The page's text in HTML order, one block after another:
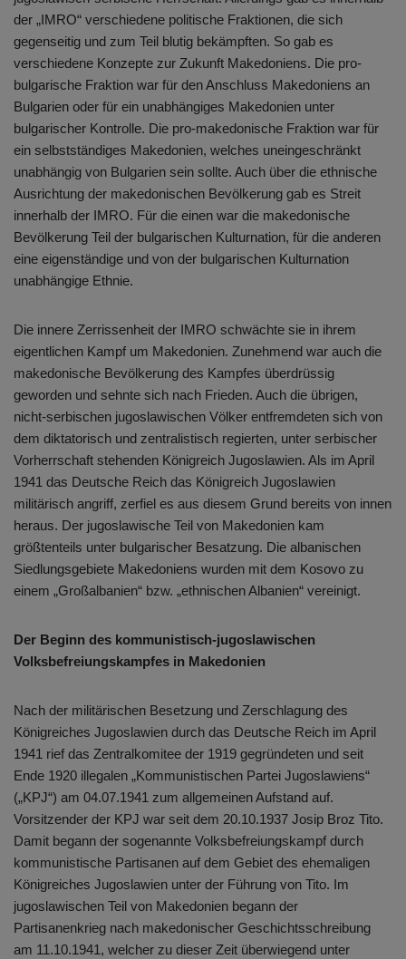
der „IMRO“ verschiedene politische Fraktionen, die sich
gegenseitig und zum Teil blutig bekämpften. So gab es
verschiedene Konzepte zur Zukunft Makedoniens. Die pro-
bulgarische Fraktion war für den Anschluss Makedoniens an
Bulgarien oder für ein unabhängiges Makedonien unter
bulgarischer Kontrolle. Die pro-makedonische Fraktion war für
ein selbstständiges Makedonien, welches uneingeschränkt
unabhängig von Bulgarien sein sollte. Auch über die ethnische
Ausrichtung der makedonischen Bevölkerung gab es Streit
innerhalb der IMRO. Für die einen war die makedonische
Bevölkerung Teil der bulgarischen Kulturnation, für die anderen
eine eigenständige und von der bulgarischen Kulturnation
unabhängige Ethnie.
Die innere Zerrissenheit der IMRO schwächte sie in ihrem
eigentlichen Kampf um Makedonien. Zunehmend war auch die
makedonische Bevölkerung des Kampfes überdrüssig
geworden und sehnte sich nach Frieden. Auch die übrigen,
nicht-serbischen jugoslawischen Völker entfremdeten sich von
dem diktatorisch und zentralistisch regierten, unter serbischer
Vorherrschaft stehenden Königreich Jugoslawien. Als im April
1941 das Deutsche Reich das Königreich Jugoslawien
militärisch angriff, zerfiel es aus diesem Grund bereits von innen
heraus. Der jugoslawische Teil von Makedonien kam
größtenteils unter bulgarischer Besatzung. Die albanischen
Siedlungsgebiete Makedoniens wurden mit dem Kosovo zu
einem „Großalbanien“ bzw. „ethnischen Albanien“ vereinigt.
Der Beginn des kommunistisch-jugoslawischen
Volksbefreiungskampfes in Makedonien
Nach der militärischen Besetzung und Zerschlagung des
Königreiches Jugoslawien durch das Deutsche Reich im April
1941 rief das Zentralkomitee der 1919 gegründeten und seit
Ende 1920 illegalen „Kommunistischen Partei Jugoslawiens“
(„KPJ“) am 04.07.1941 zum allgemeinen Aufstand auf.
Vorsitzender der KPJ war seit dem 20.10.1937 Josip Broz Tito.
Damit begann der sogenannte Volksbefreiungskampf durch
kommunistische Partisanen auf dem Gebiet des ehemaligen
Königreiches Jugoslawien unter der Führung von Tito. Im
jugoslawischen Teil von Makedonien begann der
Partisanenkrieg nach makedonischer Geschichtsschreibung
am 11.10.1941, welcher zu dieser Zeit überwiegend unter